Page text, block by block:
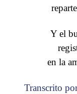
Y el
en la
Transcrito